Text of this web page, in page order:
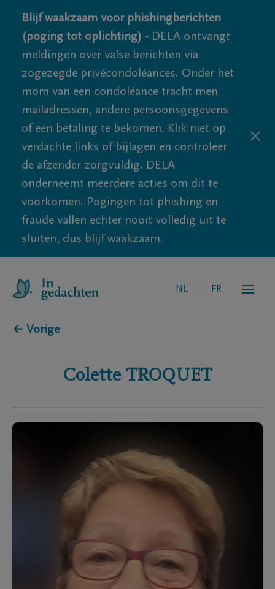
Blijf waakzaam voor phishingberichten
(poging tot oplichting) - DELA ontvangt
meldingen over valse berichten via
zogezegde privécondoléances. Onder het
mom van een condoléance tracht men
mailadressen, andere persoonsgegevens
of een betaling te bekomen. Klik niet op
verdachte links of bijlagen en controleer
de afzender zorgvuldig. DELA
onderneemt meerdere acties om dit te
voorkomen. Pogingen tot phishing en
fraude vallen echter nooit volledig uit te
sluiten, dus blijf waakzaam.
NL FR
← Vorige
Colette TROQUET